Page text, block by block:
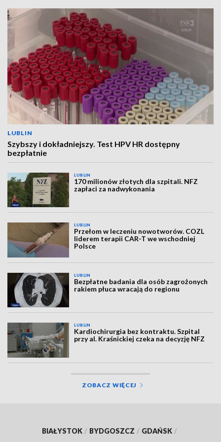
LUBLIN
Szybszy i dokładniejszy. Test HPV HR dostępny
bezpłatnie
LUBLIN
170 milionów złotych dla szpitali. NFZ
zapłaci za nadwykonania
LUBLIN
Przełom w leczeniu nowotworów. COZL
liderem terapii CAR-T we wschodniej
Polsce
LUBLIN
Bezpłatne badania dla osób zagrożonych
rakiem płuca wracają do regionu
LUBLIN
Kardiochirurgia bez kontraktu. Szpital
przy al. Kraśnickiej czeka na decyzję NFZ
ZOBACZ WIĘCEJ
BIAŁYSTOK / BYDGOSZCZ / GDAŃSK /